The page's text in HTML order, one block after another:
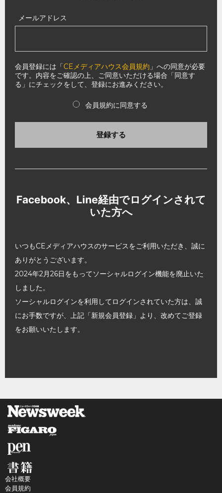
メールアドレス
会員登録には「CEメディアハウス会員規約 」への同意が必要
です。内容をご確認の上、ご同意いただける場合「同意す
る」にチェックをして、登録にお進みください。
会員規約に同意する
登録する
Facebook、Line経由でログインされて
いた方へ
いつもCEメディアハウスのサービスをご利用いただき、誠に
ありがとうございます。
2024年2月26日をもってソーシャルログイン機能を廃止いた
しました。
ソーシャルログインを利用してログインされていた方は、誠
にお手数ですが、上記「新規会員登録」より、改めてご登録
をお願いいたします。
会社概要
会員規約